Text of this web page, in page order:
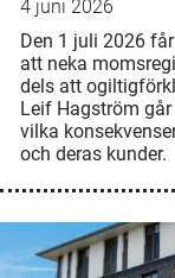
4 juni 2026
Den 1 juli 2026
att neka
dels att
Leif Hagström
vilka
och deras kunder.